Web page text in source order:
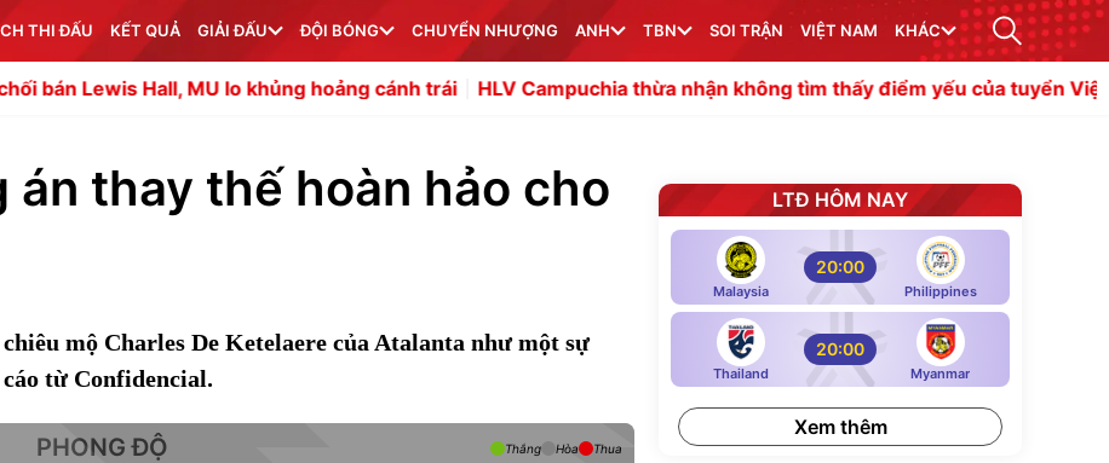
THI ĐẤU KẾT QUẢ GIẢI ĐẤU ĐỘI BÓNG CHUYỂN NHƯỢNG ANH TBN SOI TRẬN VIỆT NAM KHÁC
Hall, MU lo khủng hoảng cánh trái HLV Campuchia thừa nhận không tìm thấy điểm yếu của tuyển Việt Nam HLV
án thay thế hoàn hảo cho
mộ Charles De Ketelaere của Atalanta như một sự
từ Confidencial.
PHONG ĐỘ Thắng Hòa Thua
LTĐ HÔM NAY
Malaysia
20:00
Philippines
Thailand
20:00
Myanmar
Xem thêm